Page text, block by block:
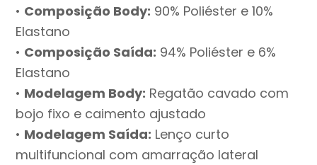
• Composição Body: 90% Poliéster e 10%
Elastano
• Composição Saída: 94% Poliéster e 6%
Elastano
• Modelagem Body: Regatão cavado com
bojo fixo e caimento ajustado
• Modelagem Saída: Lenço curto
multifuncional com amarração lateral